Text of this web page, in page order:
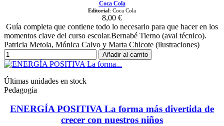
Coca Cola
Editorial: Coca Cola
8,00 €
Guía completa que contiene todo lo necesario para que hacer en los
momentos clave del curso escolar.Bernabé Tierno (aval técnico).
Patricia Metola, Mónica Calvo y Marta Chicote (ilustraciones)
Añadir al carrito
Últimas unidades en stock
Pedagogía
ENERGÍA POSITIVA La forma más divertida de
crecer con nuestros niños